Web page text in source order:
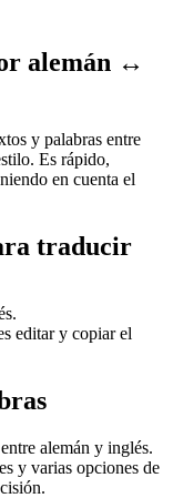
alemán ↔
y palabras entre
Es rápido,
en cuenta el
traducir
editar y copiar el
alemán y inglés.
y varias opciones de